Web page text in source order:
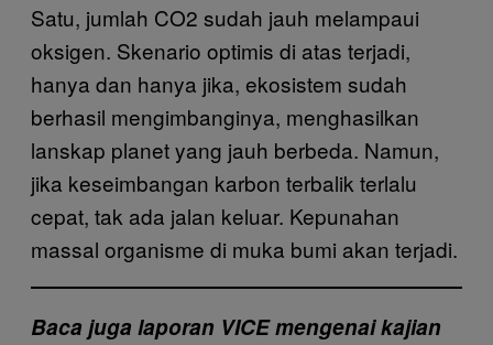
Satu, jumlah CO2 sudah jauh melampaui
oksigen. Skenario optimis di atas terjadi,
hanya dan hanya jika, ekosistem sudah
berhasil mengimbanginya, menghasilkan
lanskap planet yang jauh berbeda. Namun,
jika keseimbangan karbon terbalik terlalu
cepat, tak ada jalan keluar. Kepunahan
massal organisme di muka bumi akan terjadi.
Baca juga laporan VICE mengenai kajian